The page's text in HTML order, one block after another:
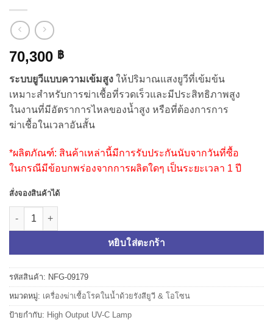
70,300 ฿
ระบบยูวีแบบความเข้มสูง ให้ปริมาณแสงยูวีที่เข้มข้น
เหมาะสำหรับการฆ่าเชื้อที่รวดเร็วและมีประสิทธิภาพสูง
ในงานที่มีอัตราการไหลของน้ำสูง หรือที่ต้องการการ
ฆ่าเชื้อในเวลาอันสั้น
*ผลิตภัณฑ์: สินค้าเหล่านี้มีการรับประกันนับจากวันที่ซื้อ
ในกรณีมีข้อบกพร่องจากการผลิตใดๆ เป็นระยะเวลา 1 ปี
สั่งจองสินค้าได้
จำนวน ยูวีฆ่าเชื้อ High Output UV-C 480 วัตต์ 6 หลอดไฟ ชิ้น
หยิบใส่ตะกร้า
รหัสสินค้า: NFG-09179
หมวดหมู่: เครื่องฆ่าเชื้อโรคในน้ำด้วยรังสียูวี & โอโซน
ป้ายกำกับ: High Output UV-C Lamp